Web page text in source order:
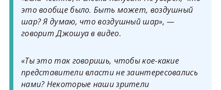
это вообще было. Быть может, воздушный
шар? Я думаю, что воздушный шар», —
говорит Джошуа в видео.
«Ты это так говоришь, чтобы кое-какие
представители власти не заинтересовались
нами? Некоторые наши зрители